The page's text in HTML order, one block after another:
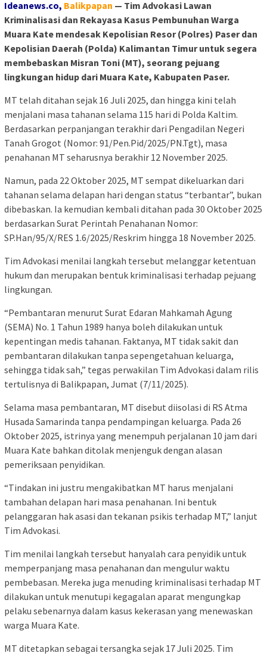
Ideanews.co, Balikpapan — Tim Advokasi Lawan
Kriminalisasi dan Rekayasa Kasus Pembunuhan Warga
Muara Kate mendesak Kepolisian Resor (Polres) Paser dan
Kepolisian Daerah (Polda) Kalimantan Timur untuk segera
membebaskan Misran Toni (MT), seorang pejuang
lingkungan hidup dari Muara Kate, Kabupaten Paser.
MT telah ditahan sejak 16 Juli 2025, dan hingga kini telah
menjalani masa tahanan selama 115 hari di Polda Kaltim.
Berdasarkan perpanjangan terakhir dari Pengadilan Negeri
Tanah Grogot (Nomor: 91/Pen.Pid/2025/PN.Tgt), masa
penahanan MT seharusnya berakhir 12 November 2025.
Namun, pada 22 Oktober 2025, MT sempat dikeluarkan dari
tahanan selama delapan hari dengan status “terbantar”, bukan
dibebaskan. Ia kemudian kembali ditahan pada 30 Oktober 2025
berdasarkan Surat Perintah Penahanan Nomor:
SP.Han/95/X/RES 1.6/2025/Reskrim hingga 18 November 2025.
Tim Advokasi menilai langkah tersebut melanggar ketentuan
hukum dan merupakan bentuk kriminalisasi terhadap pejuang
lingkungan.
“Pembantaran menurut Surat Edaran Mahkamah Agung
(SEMA) No. 1 Tahun 1989 hanya boleh dilakukan untuk
kepentingan medis tahanan. Faktanya, MT tidak sakit dan
pembantaran dilakukan tanpa sepengetahuan keluarga,
sehingga tidak sah,” tegas perwakilan Tim Advokasi dalam rilis
tertulisnya di Balikpapan, Jumat (7/11/2025).
Selama masa pembantaran, MT disebut diisolasi di RS Atma
Husada Samarinda tanpa pendampingan keluarga. Pada 26
Oktober 2025, istrinya yang menempuh perjalanan 10 jam dari
Muara Kate bahkan ditolak menjenguk dengan alasan
pemeriksaan penyidikan.
“Tindakan ini justru mengakibatkan MT harus menjalani
tambahan delapan hari masa penahanan. Ini bentuk
pelanggaran hak asasi dan tekanan psikis terhadap MT,” lanjut
Tim Advokasi.
Tim menilai langkah tersebut hanyalah cara penyidik untuk
memperpanjang masa penahanan dan mengulur waktu
pembebasan. Mereka juga menuding kriminalisasi terhadap MT
dilakukan untuk menutupi kegagalan aparat mengungkap
pelaku sebenarnya dalam kasus kekerasan yang menewaskan
warga Muara Kate.
MT ditetapkan sebagai tersangka sejak 17 Juli 2025. Tim